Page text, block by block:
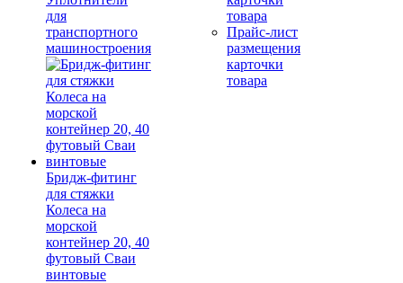
для
транспортного
машиностроения
Бридж-фитинг
для стяжки
Колеса на
морской
контейнер 20, 40
футовый Сваи
винтовые
товара
Прайс-лист
размещения
карточки
товара